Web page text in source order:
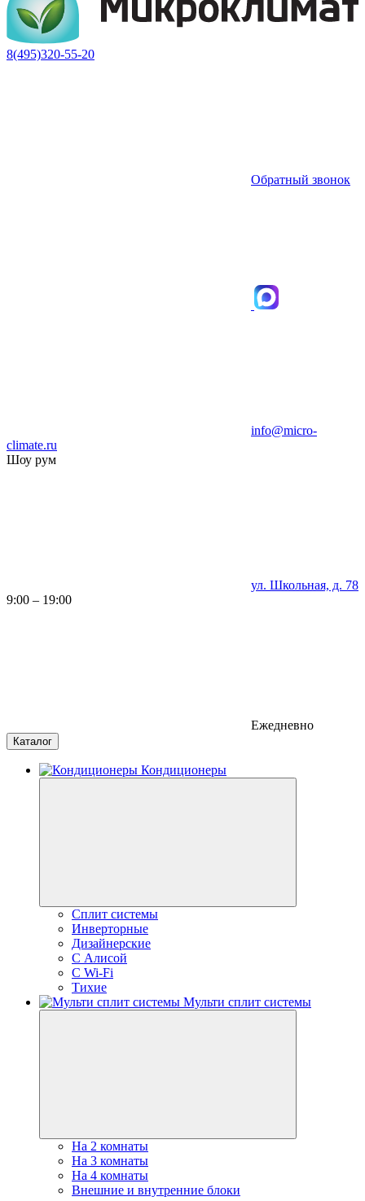
8(495)320-55-20
Обратный звонок
info@micro-
climate.ru
Шоу рум
ул. Школьная, д. 78
9:00 – 19:00
Ежедневно
Каталог
Кондиционеры
Сплит системы
Инверторные
Дизайнерские
С Алисой
C Wi-Fi
Тихие
Мульти сплит системы
На 2 комнаты
На 3 комнаты
На 4 комнаты
Внешние и внутренние блоки